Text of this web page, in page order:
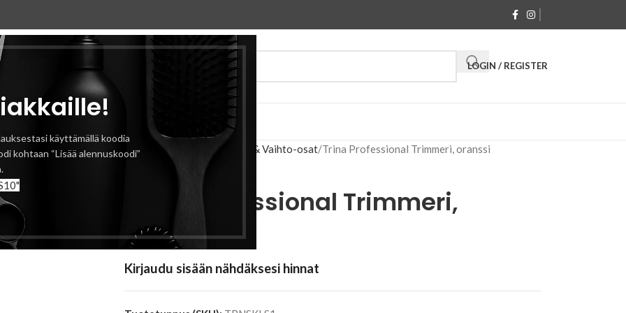
käyttämällä koodia
kohtaan “Lisää alennuskoodi”
LOGIN / REGISTER
Etusivu Laitteet Trimmerit & Vaihto-osat Trina Professional Trimmeri, oranssi
Trina Professional Trimmeri,
oranssi
Kirjaudu sisään nähdäksesi hinnat